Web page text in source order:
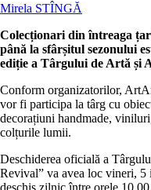
Mirela STÎNGĂ
Colecționari din întreaga
până la sfârșitul sezonului
ediție a Târgului de Artă și
Conform organizatorilor,
vor fi participa la târg cu
decorațiuni handmade,
colțurile lumii.
Deschiderea oficială a
Revival” va avea loc vineri, 5
deschis zilnic între orele